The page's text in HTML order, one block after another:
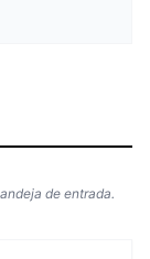
de entrada.